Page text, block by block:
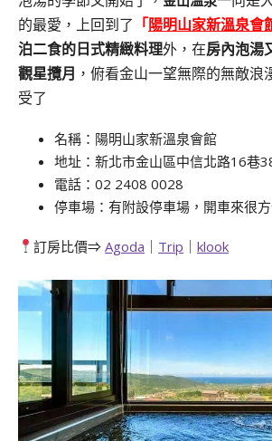
的最愛，上回到了 「陽明山家新溫泉會
泊二食的日式精緻料理外，在房內泡湯
觀星攬月 ，俯看金山一望無際的無敵浪
受了
名稱：陽明山家新溫泉會館
地址： 新北市金山區中信北路16巷
電話：02 2408 0028
停車場：有附設停車場，開車來很
訂房比價⇒Agoda ｜ Trip ｜klook